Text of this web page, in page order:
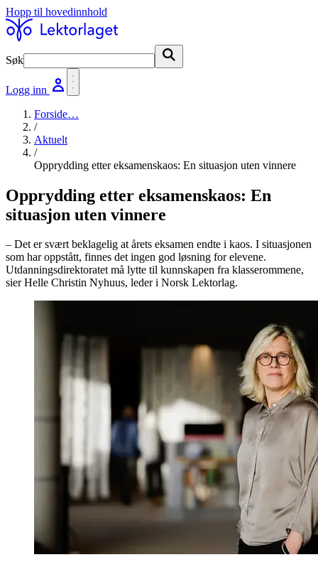
Hopp til hovedinnhold
Søk
Logg inn
Forside…
/
Aktuelt
/
Opprydding etter eksamenskaos: En situasjon uten vinnere
Opprydding etter eksamenskaos: En
situasjon uten vinnere
– Det er svært beklagelig at årets eksamen endte i kaos. I situasjonen
som har oppstått, finnes det ingen god løsning for elevene.
Utdanningsdirektoratet må lytte til kunnskapen fra klasserommene,
sier Helle Christin Nyhuus, leder i Norsk Lektorlag.